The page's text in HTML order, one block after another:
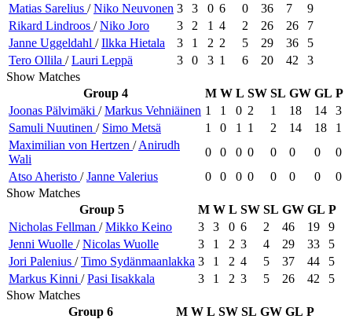
Matias Sarelius /Niko Neuvonen 3 3 0 6 0 36 7
9
Rikard Lindroos /Niko Joro 3 2 1 4 2 26 26
7
Janne Uggeldahl /Ilkka Hietala 3 1 2 2 5 29 36
5
Tero Ollila /Lauri Leppä 3 0 3 1 6 20 42
3
Show Matches
Group 4
M W L SW SL GW GL P
Joonas Pälvimäki /Markus Vehniäinen 1 1 0 2 1 18 14
3
Samuli Nuutinen / Simo Metsä 1 0 1 1 2 14 18
1
Maximilian von Hertzen /Anirudh
Wali
0 0 0 0 0 0 0
0
Atso Aheristo /Janne Valerius 0 0 0 0 0 0 0
0
Show Matches
Group 5
M W L SW SL GW GL P
Nicholas Fellman /Mikko Keino 3 3 0 6 2 46 19
9
Jenni Wuolle /Nicolas Wuolle 3 1 2 3 4 29 33
5
Jori Palenius /Timo Sydänmaanlakka 3 1 2 4 5 37 44
5
Markus Kinni /Pasi Iisakkala 3 1 2 3 5 26 42
5
Show Matches
Group 6
M W L SW SL GW GL P